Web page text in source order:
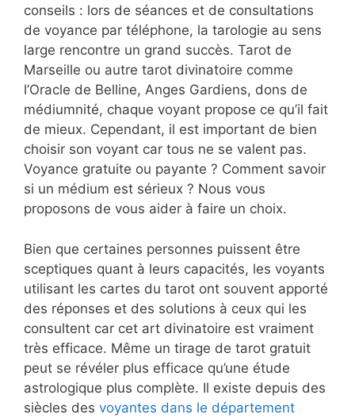
conseils : lors de séances et de consultations
de voyance par téléphone, la tarologie au sens
large rencontre un grand succès. Tarot de
Marseille ou autre tarot divinatoire comme
l’Oracle de Belline, Anges Gardiens, dons de
médiumnité, chaque voyant propose ce qu’il fait
de mieux. Cependant, il est important de bien
choisir son voyant car tous ne se valent pas.
Voyance gratuite ou payante ? Comment savoir
si un médium est sérieux ? Nous vous
proposons de vous aider à faire un choix.
Bien que certaines personnes puissent être
sceptiques quant à leurs capacités, les voyants
utilisant les cartes du tarot ont souvent apporté
des réponses et des solutions à ceux qui les
consultent car cet art divinatoire est vraiment
très efficace. Même un tirage de tarot gratuit
peut se révéler plus efficace qu’une étude
astrologique plus complète. Il existe depuis des
siècles des voyantes dans le département